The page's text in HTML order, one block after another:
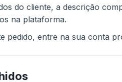
do cliente, a descrição
na plataforma.
pedido, entre na sua conta